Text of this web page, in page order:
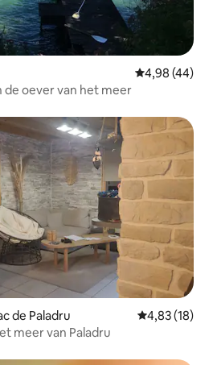
Gemiddelde
4,98 (44)
de oever van het meer
de Paladru Gemiddelde
4,83 (18)
meer van Paladru